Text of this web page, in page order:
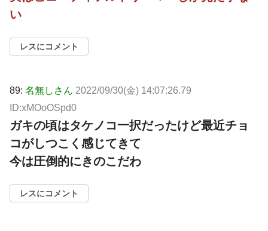
い
レスにコメント
89: 名無しさん 2022/09/30(金) 14:07:26.79
ID:xMOoOSpd0
ガキの頃はタケノコ一択だったけど最近チョ
コがしつこく感じてきて
今は圧倒的にきのこだわ
レスにコメント